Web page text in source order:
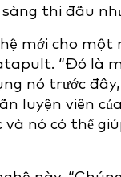
sàng thi đấu
mới cho
“Đó là
nó trước
luyện viên
nó có thể